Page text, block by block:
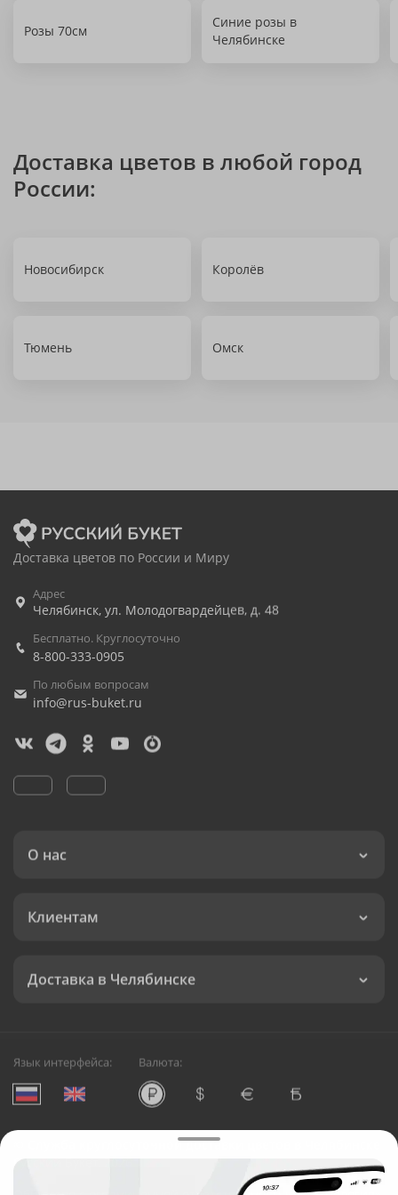
Розы 70см
Синие розы в
Челябинске
Доставка цветов в любой город
России:
Новосибирск Королёв
Тюмень Омск
Доставка цветов по России и Миру
Адрес
Челябинск, ул. Молодогвардейцев, д. 48
Бесплатно. Круглосуточно
8-800-333-0905
По любым вопросам
info@rus-buket.ru
О нас
Клиентам
Доставка в Челябинске
Язык интерфейса: Валюта:
Служба круглосуточной доставки цветов в Челябинске
Русский Букет, 2026